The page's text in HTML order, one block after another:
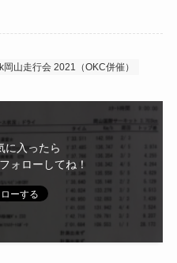
山走行会 2021（OKC併催）
に入ったら
ォローしてね！